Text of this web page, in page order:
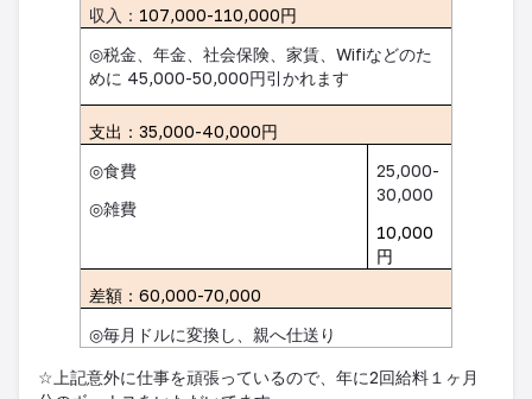
収入： 107,000-110,000円
◎税金、年金、社会保険、家賃、Wifiなどのた
めに 45,000-50,000円引かれます
支出：35,000-40,000円
◎食費
◎雑費
25,000-
30,000
10,000
円
差額：60,000-70,000
◎毎月ドルに変換し、親へ仕送り
☆ 上記意外に仕事を頑張っているので、年に2回給料１ヶ月